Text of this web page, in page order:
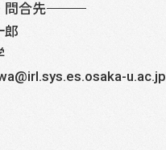
郎
u.ac.jp